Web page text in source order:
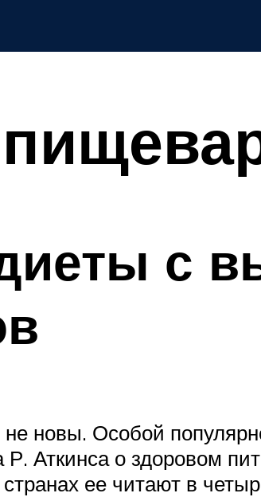
с
новы. Особой
Аткинса о здоровом
ее читают в